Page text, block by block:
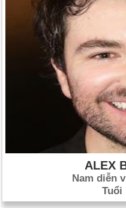
ALEX
Nam diễn
Tuổi